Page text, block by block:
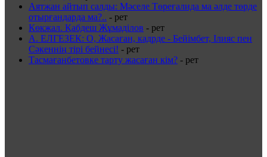
Аятжан айтып салды: Мәселе Төреғалида ма әлде төрде
отырғандарда ма?.. - рет
Көкжал. Қабдеш Жұмаділов - рет
А. ЕЛГЕЗЕК: О, Жасаған, кадрде - Бейімбет, Ілияс пен
Сәкеннің тірі бейнесі! - рет
Тасмағанбетовке тарту жасаған кім? - рет